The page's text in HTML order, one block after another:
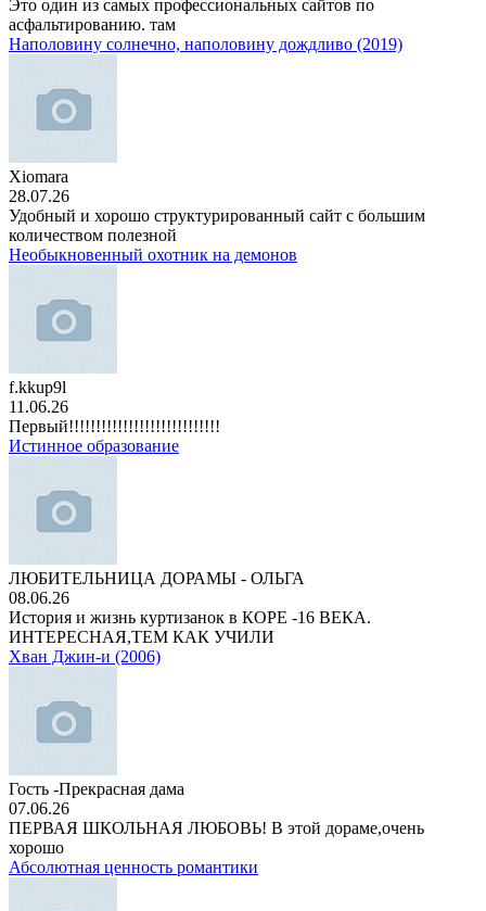
Это один из самых профессиональных сайтов по
асфальтированию. там
Наполовину солнечно, наполовину дождливо (2019)
Xiomara
28.07.26
Удобный и хорошо структурированный сайт с большим
количеством полезной
Необыкновенный охотник на демонов
f.kkup9l
11.06.26
Первый!!!!!!!!!!!!!!!!!!!!!!!!!!!!
Истинное образование
ЛЮБИТЕЛЬНИЦА ДОРАМЫ - ОЛЬГА
08.06.26
История и жизнь куртизанок в КОРЕ -16 ВЕКА.
ИНТЕРЕСНАЯ,ТЕМ КАК УЧИЛИ
Хван Джин-и (2006)
Гость -Прекрасная дама
07.06.26
ПЕРВАЯ ШКОЛЬНАЯ ЛЮБОВЬ! В этой дораме,очень
хорошо
Абсолютная ценность романтики